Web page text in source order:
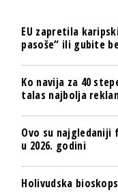
EU zapretila
pasoše“ ili gubite
Ko navija za 40
talas najbolja
Ovo su
u 2026. godini
Holivudska